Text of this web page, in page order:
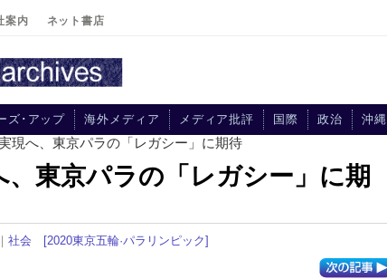
案内 ネット書店
ズ･アップ 海外メディア メディア批評 国際 政治 沖縄
現へ、東京パラの「レガシー」に期待
、東京パラの「レガシー」に期
｜ 社会 [2020東京五輪·パラリンピック]